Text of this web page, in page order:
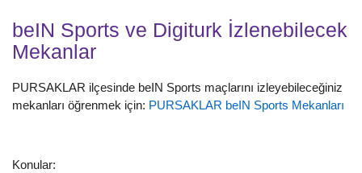
beIN Sports ve Digiturk İzlenebilecek
Mekanlar
PURSAKLAR ilçesinde beIN Sports maçlarını izleyebileceğiniz
mekanları öğrenmek için: PURSAKLAR beIN Sports Mekanları
Konular: